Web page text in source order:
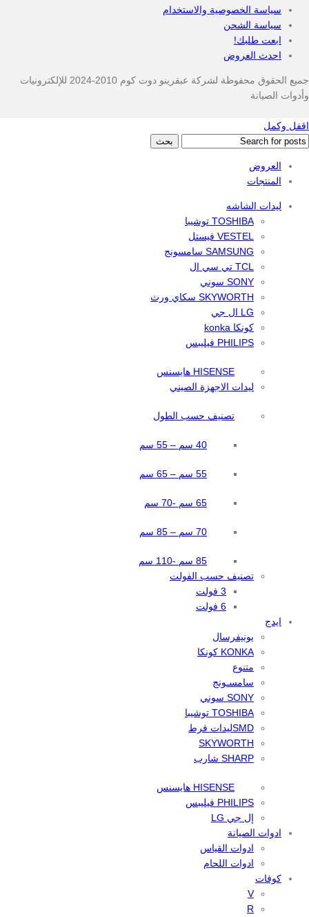
سياسة الخصوصية والاستخدام
سياسة الشحن
ابعت طلبك!
احدث العروض
جميع الحقوق محفوظة لشركة عبقرينو دوت كوم 2010-2024 للإلكترونيات
وأدوات الصيانة
اقفل وكمل
بحث
العروض
المنتجات
ليدات الشاشه
TOSHIBA توشيبا
VESTEL فيستل
SAMSUNG سامسونج
TCL تي سي ال
SONY سوني
SKYWORTH سكاي ورث
LG ال جي
كونكا konka
PHILIPS فيليبس
HISENSE هايسنس
ليدات الاجهزة الصيني
تصنيف حسب الطول
40 سم – 55 سم
55 سم – 65 سم
65 سم -70 سم
70 سم – 85 سم
85 سم -110 سم
تصنيف حسب الفولت
3 فولت
6 فولت
ايدج
يونيفرسال
KONKA كونكا
متنوع
سامسـونج
SONY سوني
TOSHIBA توشيبا
SMDليدات فرط
SKYWORTH
SHARP شارب
HISENSE هايسنس
PHILIPS فيليبس
إل جي LG
ادوات الصيانة
ادوات القياس
ادوات اللحام
كوفات
V
R